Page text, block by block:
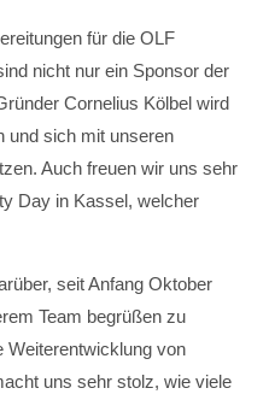
für die OLF
nicht nur ein Sponsor der
Cornelius Kölbel wird
und sich mit unseren
Auch freuen wir uns sehr
Day in Kassel, welcher
seit Anfang Oktober
Team begrüßen zu
Weiterentwicklung von
uns sehr stolz, wie viele